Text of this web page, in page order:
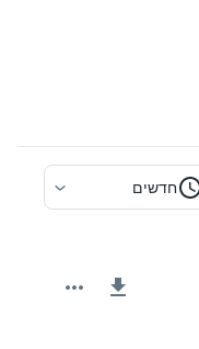
חדשים